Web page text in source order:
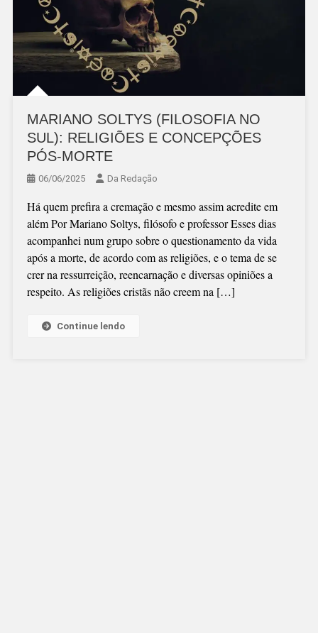
MARIANO SOLTYS (FILOSOFIA NO
SUL): RELIGIÕES E CONCEPÇÕES
PÓS-MORTE
06/06/2025 Da Redação
Há quem prefira a cremação e mesmo assim acredite em
além Por Mariano Soltys, filósofo e professor Esses dias
acompanhei num grupo sobre o questionamento da vida
após a morte, de acordo com as religiões, e o tema de se
crer na ressurreição, reencarnação e diversas opiniões a
respeito. As religiões cristãs não creem na […]
Continue lendo